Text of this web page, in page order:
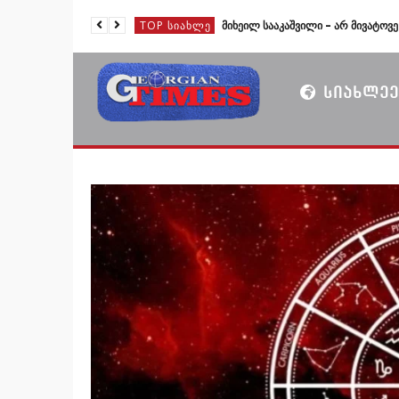
TOP ᲡᲘᲐᲮᲚᲔ
TOP ᲡᲘᲐᲮᲚᲔ
TOP ᲡᲘᲐᲮᲚᲔ
TOP ᲡᲘᲐᲮᲚᲔ